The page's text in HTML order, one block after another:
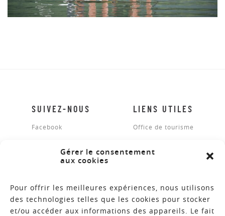
Gérer le consentement
aux cookies
Pour offrir les meilleures expériences, nous utilisons
des technologies telles que les cookies pour stocker
et/ou accéder aux informations des appareils. Le fait
SUIVEZ-NOUS
Facebook
LIENS UTILES
Office de tourisme